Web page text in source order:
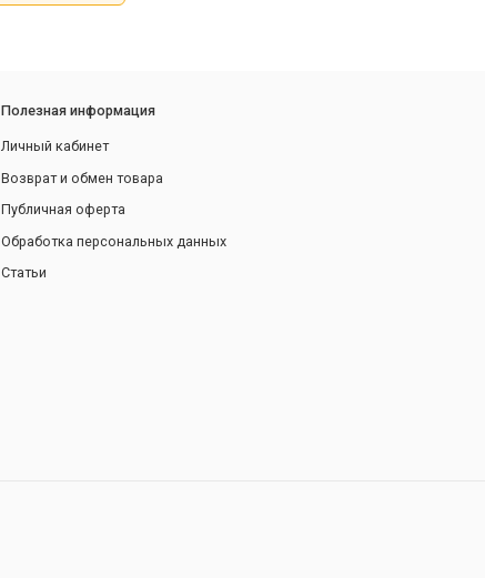
Полезная информация
Личный кабинет
Возврат и обмен товара
Публичная оферта
Обработка персональных данных
Статьи